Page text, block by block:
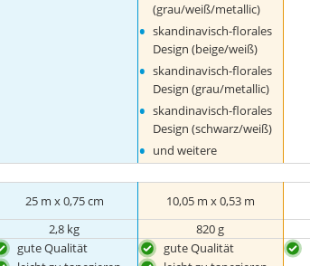
(grau/weiß/metallic)
• skandinavisch-florales
Design (beige/weiß)
• skandinavisch-florales
Design (grau/metallic)
• skandinavisch-florales
Design (schwarz/weiß)
• und weitere
25 m x 0,75 cm 10,05 m x 0,53 m
2,8 kg 820 g
gute Qualität
gute Qualität